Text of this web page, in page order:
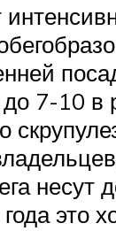
7-10 в
несут
это